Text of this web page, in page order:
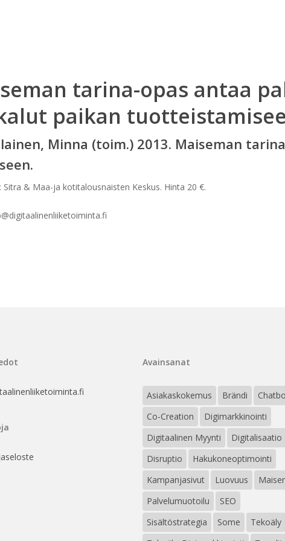
tarina-opas antaa
paikan
Minna (toim.) 2013. Maiseman
Sitra & Maa-ja kotitalousnaisten Keskus. Hinta 20 €.
Avainsanat
Asiakaskokemus Brändi
Co-Creation
Digimarkkinointi
Digitaalinen Myynti
Digitalisaatio
Disruptio
Hakukoneoptimointi
Kampanjasivut
Luovuus
Palvelumuotoilu
SEO
Sisältöstrategia
Some
Tekoäly